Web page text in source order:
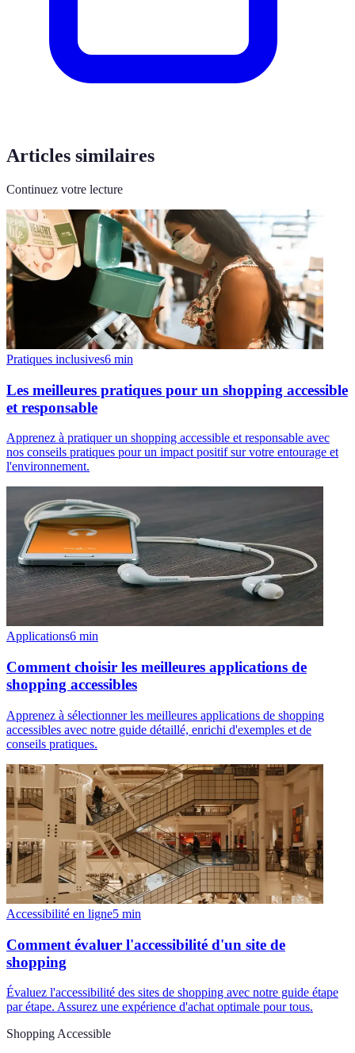
Articles similaires
Continuez votre lecture
Pratiques inclusives6 min
Les meilleures pratiques pour un shopping accessible
et responsable
Apprenez à pratiquer un shopping accessible et responsable avec
nos conseils pratiques pour un impact positif sur votre entourage et
l'environnement.
Applications6 min
Comment choisir les meilleures applications de
shopping accessibles
Apprenez à sélectionner les meilleures applications de shopping
accessibles avec notre guide détaillé, enrichi d'exemples et de
conseils pratiques.
Accessibilité en ligne5 min
Comment évaluer l'accessibilité d'un site de
shopping
Évaluez l'accessibilité des sites de shopping avec notre guide étape
par étape. Assurez une expérience d'achat optimale pour tous.
Shopping Accessible